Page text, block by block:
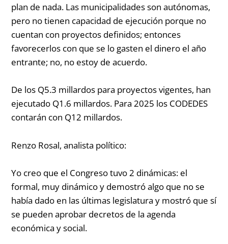
plan de nada. Las municipalidades son autónomas,
pero no tienen capacidad de ejecución porque no
cuentan con proyectos definidos; entonces
favorecerlos con que se lo gasten el dinero el año
entrante; no, no estoy de acuerdo.
De los Q5.3 millardos para proyectos vigentes, han
ejecutado Q1.6 millardos. Para 2025 los CODEDES
contarán con Q12 millardos.
Renzo Rosal, analista político:
Yo creo que el Congreso tuvo 2 dinámicas: el
formal, muy dinámico y demostró algo que no se
había dado en las últimas legislatura y mostró que sí
se pueden aprobar decretos de la agenda
económica y social.